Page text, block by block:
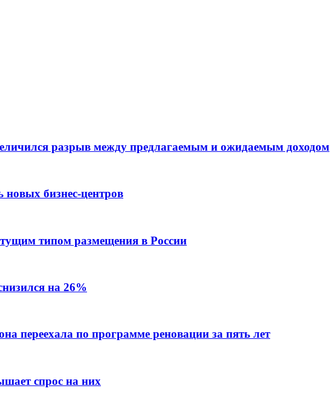
разрыв между предлагаемым и ожидаемым доходом
бизнес-центров
типом размещения в России
на 26%
переехала по программе реновации за пять лет
спрос на них